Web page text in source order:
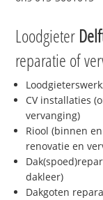
Loodgieter
reparatie of
CV installaties
vervanging)
Riool (binnen
renovatie en
dakleer)
Dakgoten